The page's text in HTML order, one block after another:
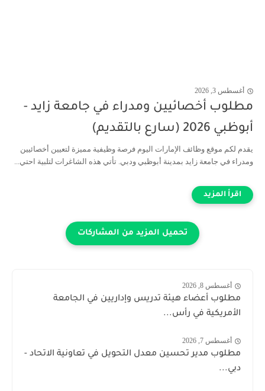
أغسطس 3, 2026
مطلوب أخصائيين ومدراء في جامعة زايد -
أبوظبي 2026 (سارع بالتقديم)
يقدم لكم موقع وظائف الإمارات اليوم فرصة وظيفية مميزة لتعيين أخصائيين
ومدراء في جامعة زايد بمدينة أبوظبي ودبي. تأتي هذه الشاغرات لتلبية احتي...
أغسطس 8, 2026
مطلوب أعضاء هيئة تدريس وإداريين في الجامعة
الأمريكية في رأس...
أغسطس 7, 2026
مطلوب مدير تحسين معدل التحويل في تعاونية الاتحاد -
دبي...